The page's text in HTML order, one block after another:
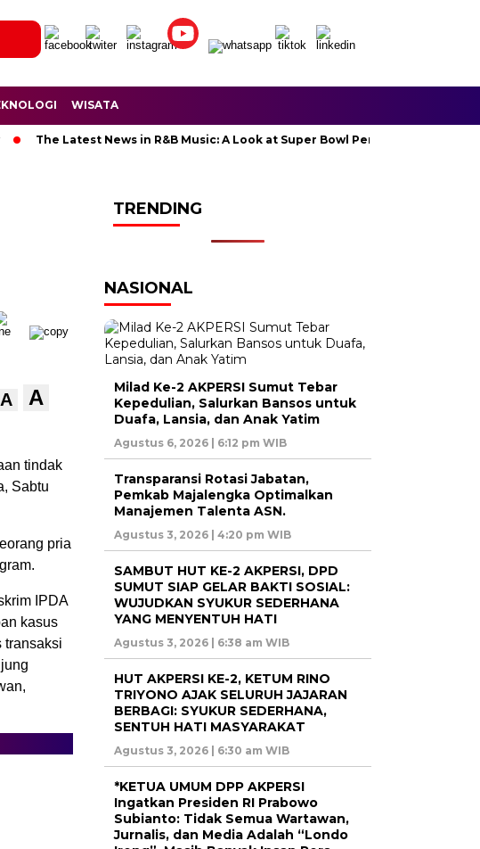
WISATA
The Latest News in R&B Music: A Look at Super Bowl Performances, New
A A
tindak
Sabtu
pria
IPDA
kasus
transaksi
TRENDING
NASIONAL
Milad Ke-2 AKPERSI Sumut Tebar
Kepedulian, Salurkan Bansos untuk
Duafa, Lansia, dan Anak Yatim
Agustus 6, 2026 | 6:12 pm WIB
Transparansi Rotasi Jabatan,
Pemkab Majalengka Optimalkan
Manajemen Talenta ASN.
Agustus 3, 2026 | 4:20 pm WIB
SAMBUT HUT KE-2 AKPERSI, DPD
SUMUT SIAP GELAR BAKTI SOSIAL:
WUJUDKAN SYUKUR SEDERHANA
YANG MENYENTUH HATI
Agustus 3, 2026 | 6:38 am WIB
HUT AKPERSI KE-2, KETUM RINO
TRIYONO AJAK SELURUH JAJARAN
BERBAGI: SYUKUR SEDERHANA,
SENTUH HATI MASYARAKAT
Agustus 3, 2026 | 6:30 am WIB
*KETUA UMUM DPP AKPERSI
Ingatkan Presiden RI Prabowo
Subianto: Tidak Semua Wartawan,
Jurnalis, dan Media Adalah “Londo